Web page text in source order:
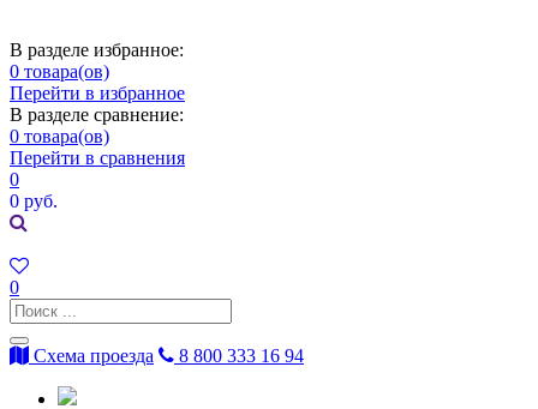
В разделе избранное:
0 товара(ов)
Перейти в избранное
В разделе сравнение:
0 товара(ов)
Перейти в сравнения
0
0 руб.
0
Схема проезда 8 800 333 16 94